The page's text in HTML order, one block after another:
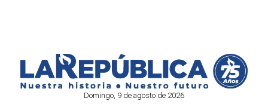
Domingo, 9 de agosto de 2026